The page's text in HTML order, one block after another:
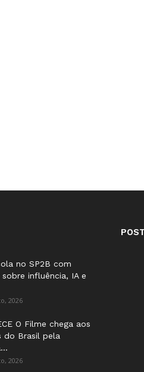
no SP2B com
influência, IA e
2026
O Filme chega aos
do Brasil pela
2026